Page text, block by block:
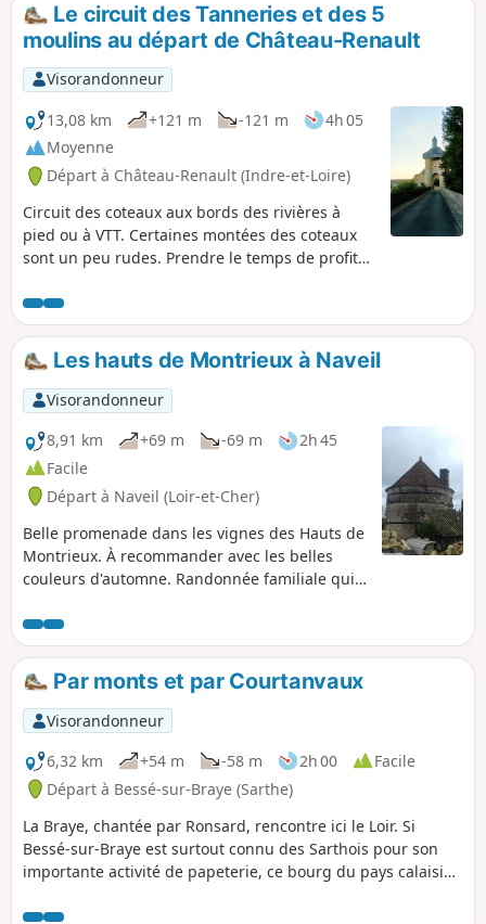
Le circuit des Tanneries et des 5
moulins au départ de Château-Renault
Visorandonneur
13,08 km
+121 m -121 m
4h 05
Moyenne
Départ à Château-Renault (Indre-et-Loire)
Circuit des coteaux aux bords des rivières à
pied ou à VTT. Certaines montées des coteaux
sont un peu rudes. Prendre le temps de profiter
Les hauts de Montrieux à Naveil
Visorandonneur
8,91 km
+69 m -69 m
2h 45
Facile
Départ à Naveil (Loir-et-Cher)
Belle promenade dans les vignes des Hauts de
Montrieux. À recommander avec les belles
couleurs d'automne. Randonnée familiale qui
pratiques).
Par monts et par Courtanvaux
Visorandonneur
6,32 km
+54 m -58 m 2h 00
Facile
Départ à Bessé-sur-Braye (Sarthe)
La Braye, chantée par Ronsard, rencontre ici le Loir. Si
Bessé-sur-Braye est surtout connu des Sarthois pour son
importante activité de papeterie, ce bourg du pays calaisien
Courtanvaux qui aurait accueilli Henri IV. Son grand parc